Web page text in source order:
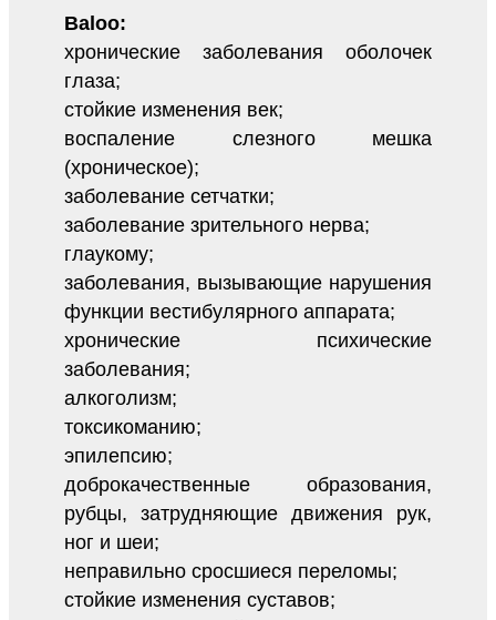
Baloo:
хронические заболевания оболочек
глаза;
стойкие изменения век;
воспаление слезного мешка
(хроническое);
заболевание сетчатки;
заболевание зрительного нерва;
глаукому;
заболевания, вызывающие нарушения
функции вестибулярного аппарата;
хронические психические
заболевания;
алкоголизм;
токсикоманию;
эпилепсию;
доброкачественные образования,
рубцы, затрудняющие движения рук,
ног и шеи;
неправильно сросшиеся переломы;
стойкие изменения суставов;